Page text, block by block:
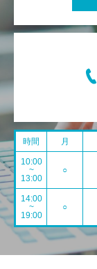
時間 月
10:00
~
13:00
○
14:00
~
19:00
○